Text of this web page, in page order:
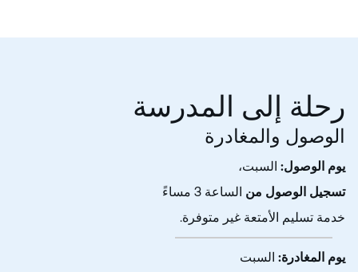
رحلة إلى المدرسة
الوصول والمغادرة
يوم الوصول: السبت،
تسجيل الوصول من الساعة 3 مساءً
خدمة تسليم الأمتعة غير متوفرة.
يوم المغادرة: السبت